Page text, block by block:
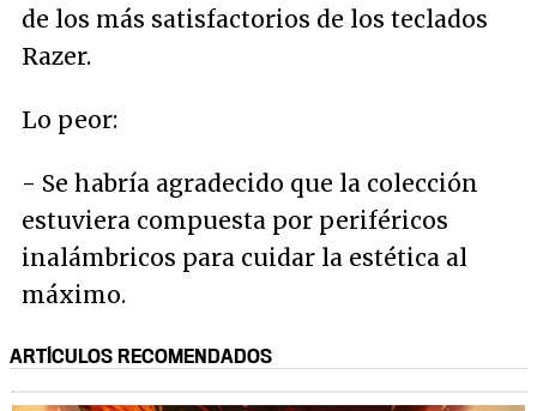
de los más satisfactorios de los teclados
Razer.
Lo peor:
- Se habría agradecido que la colección
estuviera compuesta por periféricos
inalámbricos para cuidar la estética al
máximo.
ARTÍCULOS RECOMENDADOS